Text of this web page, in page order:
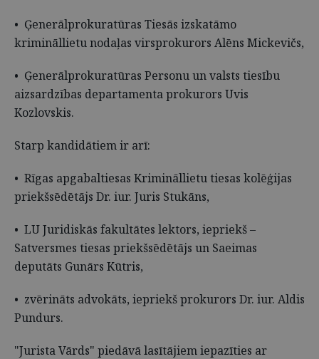
• Ģenerālprokuratūras Tiesās izskatāmo
krimināllietu nodaļas virsprokurors Alēns Mickevičs,
• Ģenerālprokuratūras Personu un valsts tiesību
aizsardzības departamenta prokurors Uvis
Kozlovskis.
Starp kandidātiem ir arī:
• Rīgas apgabaltiesas Krimināllietu tiesas kolēģijas
priekšsēdētājs Dr. iur. Juris Stukāns,
• LU Juridiskās fakultātes lektors, iepriekš –
Satversmes tiesas priekšsēdētājs un Saeimas
deputāts Gunārs Kūtris,
• zvērināts advokāts, iepriekš prokurors Dr. iur. Aldis
Pundurs.
"Jurista Vārds" piedāvā lasītājiem iepazīties ar